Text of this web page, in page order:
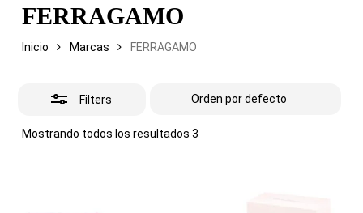
FERRAGAMO
Inicio Marcas FERRAGAMO
Filters
Mostrando todos los resultados 3